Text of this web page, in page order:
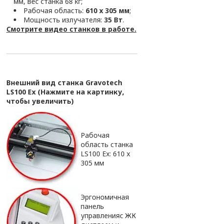
Рабочая область: 610 x 305 мм;
Мощность излучателя: 35 Вт.
Смотрите видео станков в работе.
Внешний вид станка Gravotech
LS100 Ex(Нажмите на картинку,
чтобы увеличить)
Рабочая
область станка
LS100 Ex: 610 x
305 мм
Эргономичная
панель
управленияс ЖК